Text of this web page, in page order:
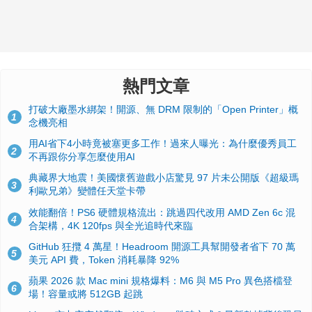
熱門文章
1
打破大廠墨水綁架！開源、無 DRM 限制的「Open Printer」概
念機亮相
2
用AI省下4小時竟被塞更多工作！過來人曝光：為什麼優秀員工
不再跟你分享怎麼使用AI
3
典藏界大地震！美國懷舊遊戲小店驚見 97 片未公開版《超級瑪
利歐兄弟》變體任天堂卡帶
4
效能翻倍！PS6 硬體規格流出：跳過四代改用 AMD Zen 6c 混
合架構，4K 120fps 與全光追時代來臨
5
GitHub 狂攬 4 萬星！Headroom 開源工具幫開發者省下 70 萬
美元 API 費，Token 消耗暴降 92%
6
蘋果 2026 款 Mac mini 規格爆料：M6 與 M5 Pro 異色搭檔登
場！容量或將 512GB 起跳